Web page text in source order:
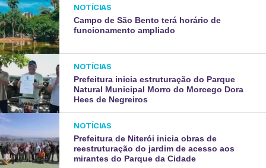
NOTÍCIAS
Campo de São Bento terá horário de
funcionamento ampliado
NOTÍCIAS
Prefeitura inicia estruturação do Parque
Natural Municipal Morro do Morcego Dora
Hees de Negreiros
NOTÍCIAS
Prefeitura de Niterói inicia obras de
reestruturação do jardim de acesso aos
mirantes do Parque da Cidade